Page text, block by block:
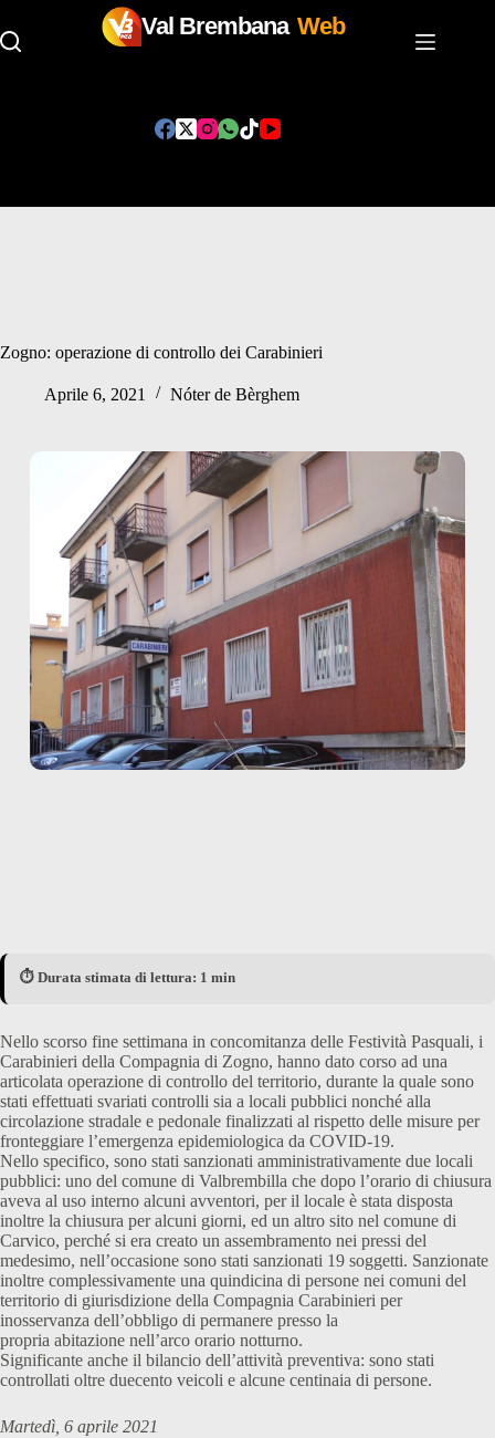
Val Brembana Web
Zogno: operazione di controllo dei Carabinieri
Aprile 6, 2021 Nóter de Bèrghem
⏱️ Durata stimata di lettura: 1 min
Nello scorso fine settimana in concomitanza delle Festività Pasquali, i
Carabinieri della Compagnia di Zogno, hanno dato corso ad una
articolata operazione di controllo del territorio, durante la quale sono
stati effettuati svariati controlli sia a locali pubblici nonché alla
circolazione stradale e pedonale finalizzati al rispetto delle misure per
fronteggiare l’emergenza epidemiologica da COVID-19.
Nello specifico, sono stati sanzionati amministrativamente due locali
pubblici: uno del comune di Valbrembilla che dopo l’orario di chiusura
aveva al uso interno alcuni avventori, per il locale è stata disposta
inoltre la chiusura per alcuni giorni, ed un altro sito nel comune di
Carvico, perché si era creato un assembramento nei pressi del
medesimo, nell’occasione sono stati sanzionati 19 soggetti. Sanzionate
inoltre complessivamente una quindicina di persone nei comuni del
territorio di giurisdizione della Compagnia Carabinieri per
inosservanza dell’obbligo di permanere presso la
propria abitazione nell’arco orario notturno.
Significante anche il bilancio dell’attività preventiva: sono stati
controllati oltre duecento veicoli e alcune centinaia di persone.
Martedì, 6 aprile 2021